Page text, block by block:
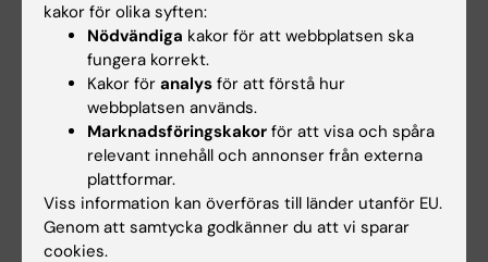
Innehållsgranskare:
Anthony Wright
Christina Sundqvist
Sidan uppdaterad:2026-06-11
Dela
kakor för olika syften:
Nödvändiga kakor för att webbplatsen ska
fungera korrekt.
Kakor för analys för att förstå hur
webbplatsen används.
Marknadsföringskakor för att visa och spåra
relevant innehåll och annonser från externa
plattformar.
Viss information kan överföras till länder utanför EU.
Genom att samtycka godkänner du att vi sparar
cookies.